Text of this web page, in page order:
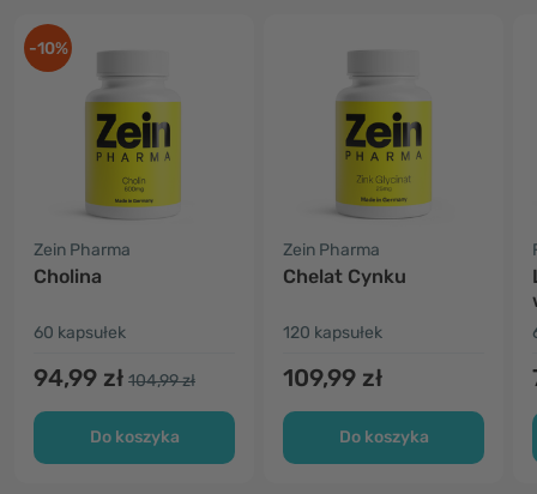
-10%
Zein Pharma
Cholina
60 kapsułek
94,99 zł 104,99 zł
Do koszyka
Zein Pharma
Chelat Cynku
120 kapsułek
109,99 zł
Do koszyka